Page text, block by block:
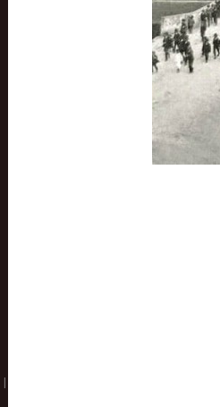
|